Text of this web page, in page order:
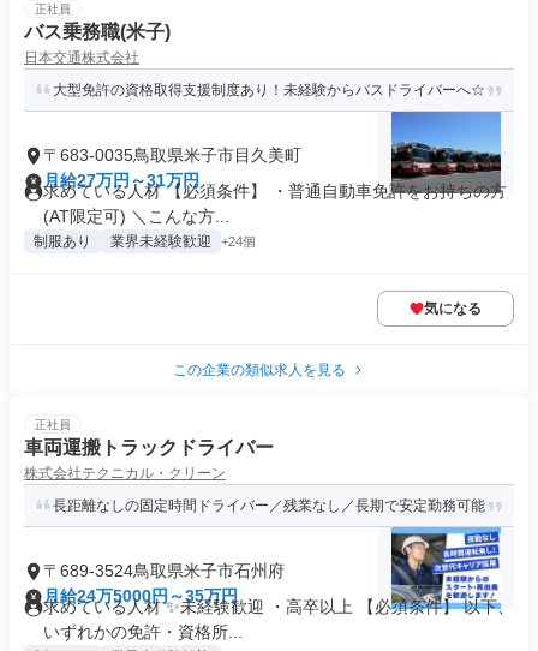
正社員
バス乗務職(米子)
日本交通株式会社
大型免許の資格取得支援制度あり！未経験からバスドライバーへ☆
〒683-0035鳥取県米子市目久美町
月給27万円～31万円
求めている人材 【必須条件】 ・普通自動車免許をお持ちの方
(AT限定可) ＼こんな方...
制服あり 業界未経験歓迎 +24個
気になる
この企業の類似求人を見る
正社員
車両運搬トラックドライバー
株式会社テクニカル・クリーン
長距離なしの固定時間ドライバー／残業なし／長期で安定勤務可能
〒689-3524鳥取県米子市石州府
月給24万5000円～35万円
求めている人材 ✨未経験歓迎 ・高卒以上 【必須条件】 以下、
いずれかの免許・資格所...